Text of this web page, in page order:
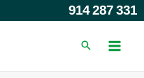
914 287 331